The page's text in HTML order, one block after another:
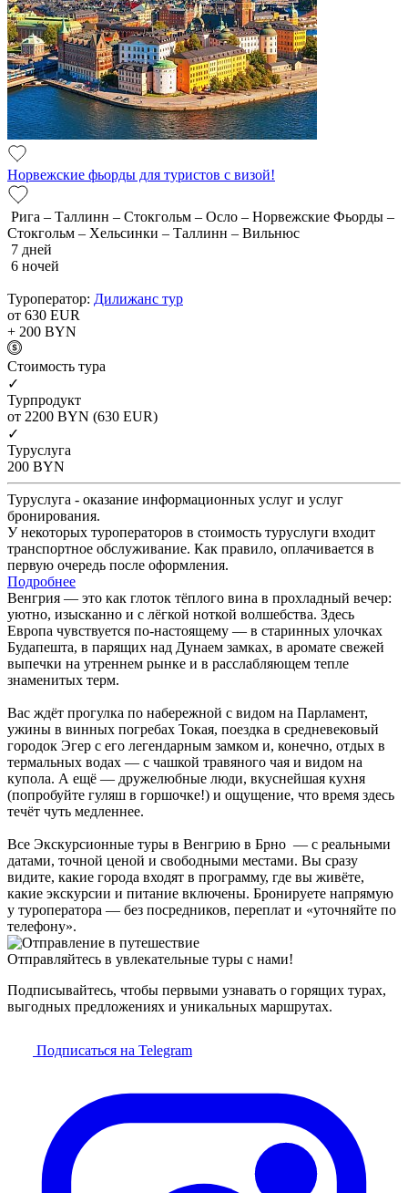
Норвежские фьорды для туристов с визой!
Рига – Таллинн – Стокгольм – Осло – Норвежские Фьорды –
Стокгольм – Хельсинки – Таллинн – Вильнюс
7 дней
6 ночей
Туроператор: Дилижанс тур
от 630 EUR
+ 200 BYN
Cтоимость тура
✓
Турпродукт
от 2200 BYN (630 EUR)
✓
Туруслуга
200 BYN
Туруслуга - оказание информационных услуг и услуг
бронирования.
У некоторых туроператоров в стоимость туруслуги входит
транспортное обслуживание. Как правило, оплачивается в
первую очередь после оформления.
Подробнее
Венгрия — это как глоток тёплого вина в прохладный вечер:
уютно, изысканно и с лёгкой ноткой волшебства. Здесь
Европа чувствуется по-настоящему — в старинных улочках
Будапешта, в парящих над Дунаем замках, в аромате свежей
выпечки на утреннем рынке и в расслабляющем тепле
знаменитых терм.
Вас ждёт прогулка по набережной с видом на Парламент,
ужины в винных погребах Токая, поездка в средневековый
городок Эгер с его легендарным замком и, конечно, отдых в
термальных водах — с чашкой травяного чая и видом на
купола. А ещё — дружелюбные люди, вкуснейшая кухня
(попробуйте гуляш в горшочке!) и ощущение, что время здесь
течёт чуть медленнее.
Все Экскурсионные туры в Венгрию в Брно — с реальными
датами, точной ценой и свободными местами. Вы сразу
видите, какие города входят в программу, где вы живёте,
какие экскурсии и питание включены. Бронируете напрямую
у туроператора — без посредников, переплат и «уточняйте по
телефону».
Отправляйтесь в увлекательные туры с нами!
Подписывайтесь, чтобы первыми узнавать о горящих турах,
выгодных предложениях и уникальных маршрутах.
Подписаться на Telegram